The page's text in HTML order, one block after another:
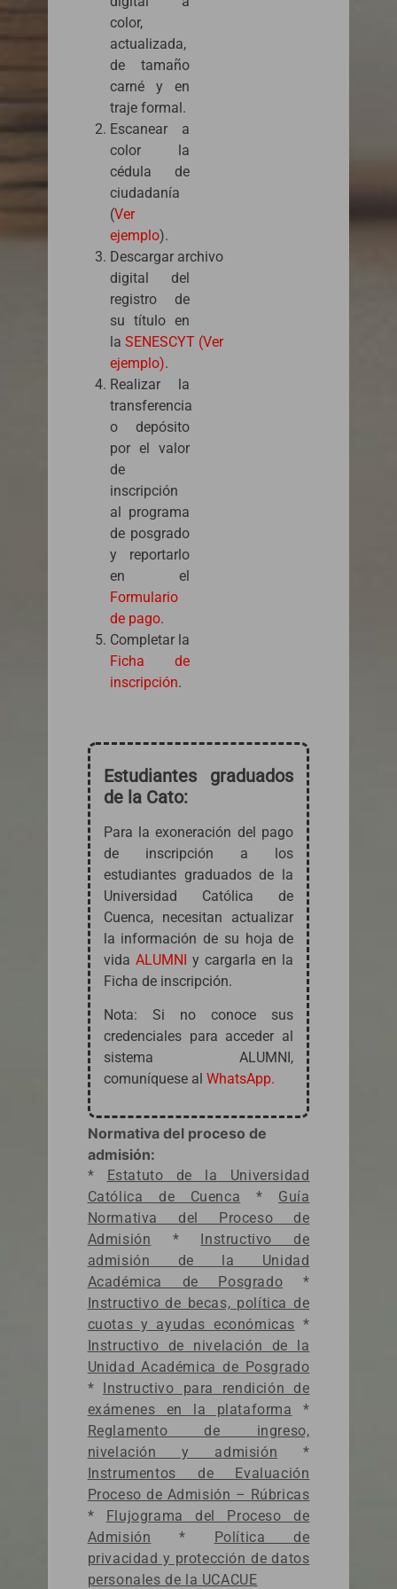
color,
actualizada,
de tamaño
carné y en
traje formal.
Escanear a
color la
cédula de
ciudadanía
(Ver
ejemplo).
Descargar archivo
digital del
registro de
su título en
la SENESCYT (Ver
ejemplo).
Realizar la
transferencia
o depósito
por el valor
de
inscripción
al programa
de posgrado
y reportarlo
en el
Formulario
de pago.
Completar la
Ficha de
inscripción.
Estudiantes graduados
de la Cato:
Para la exoneración del pago
de inscripción a los
estudiantes graduados de la
Universidad Católica de
Cuenca, necesitan actualizar
la información de su hoja de
vida ALUMNI y cargarla en la
Ficha de inscripción.
Nota: Si no conoce sus
credenciales para acceder al
sistema ALUMNI,
comuníquese al WhatsApp.
Normativa del proceso de
admisión:
*
Estatuto de la Universidad
Católica de Cuenca * Guía
Normativa del Proceso de
Admisión *
Instructivo de
admisión de la Unidad
Académica de Posgrado *
Instructivo de becas, política de
cuotas y ayudas económicas *
Instructivo de nivelación de la
Unidad Académica de Posgrado
*
Instructivo para rendición de
exámenes en la plataforma *
Reglamento de ingreso,
nivelación y admisión *
Instrumentos de Evaluación
Proceso de Admisión – Rúbricas
*
Flujograma del Proceso de
Admisión *
Política de
privacidad y protección de datos
personales de la UCACUE